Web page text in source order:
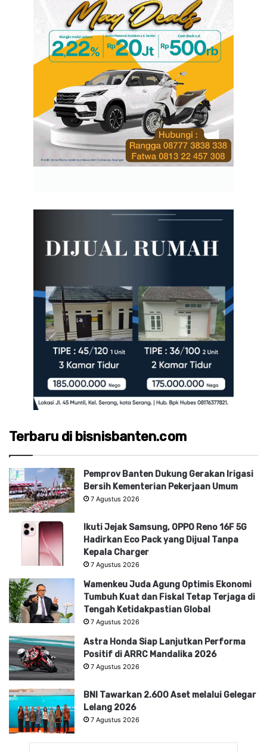
Terbaru di bisnisbanten.com
Pemprov Banten Dukung Gerakan Irigasi
Bersih Kementerian Pekerjaan Umum
7 Agustus 2026
Ikuti Jejak Samsung, OPPO Reno 16F 5G
Hadirkan Eco Pack yang Dijual Tanpa
Kepala Charger
7 Agustus 2026
Wamenkeu Juda Agung Optimis Ekonomi
Tumbuh Kuat dan Fiskal Tetap Terjaga di
Tengah Ketidakpastian Global
7 Agustus 2026
Astra Honda Siap Lanjutkan Performa
Positif di ARRC Mandalika 2026
7 Agustus 2026
BNI Tawarkan 2.600 Aset melalui Gelegar
Lelang 2026
7 Agustus 2026